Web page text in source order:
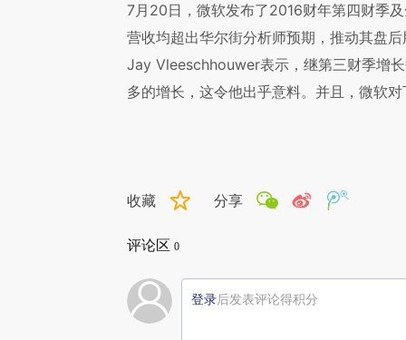
7月20日，微软发布了2016财年第四财季
营收均超出华尔街分析师预期，推动其盘
Jay Vleeschhouwer表示，继第三财季增
多的增长，这令他出乎意料。并且，微软
收藏 分享
评论区 0
登录后发表评论得积分